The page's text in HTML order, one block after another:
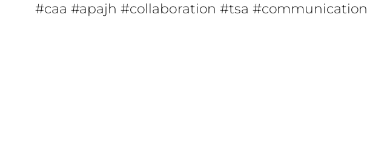
#caa #apajh #collaboration #tsa #communication